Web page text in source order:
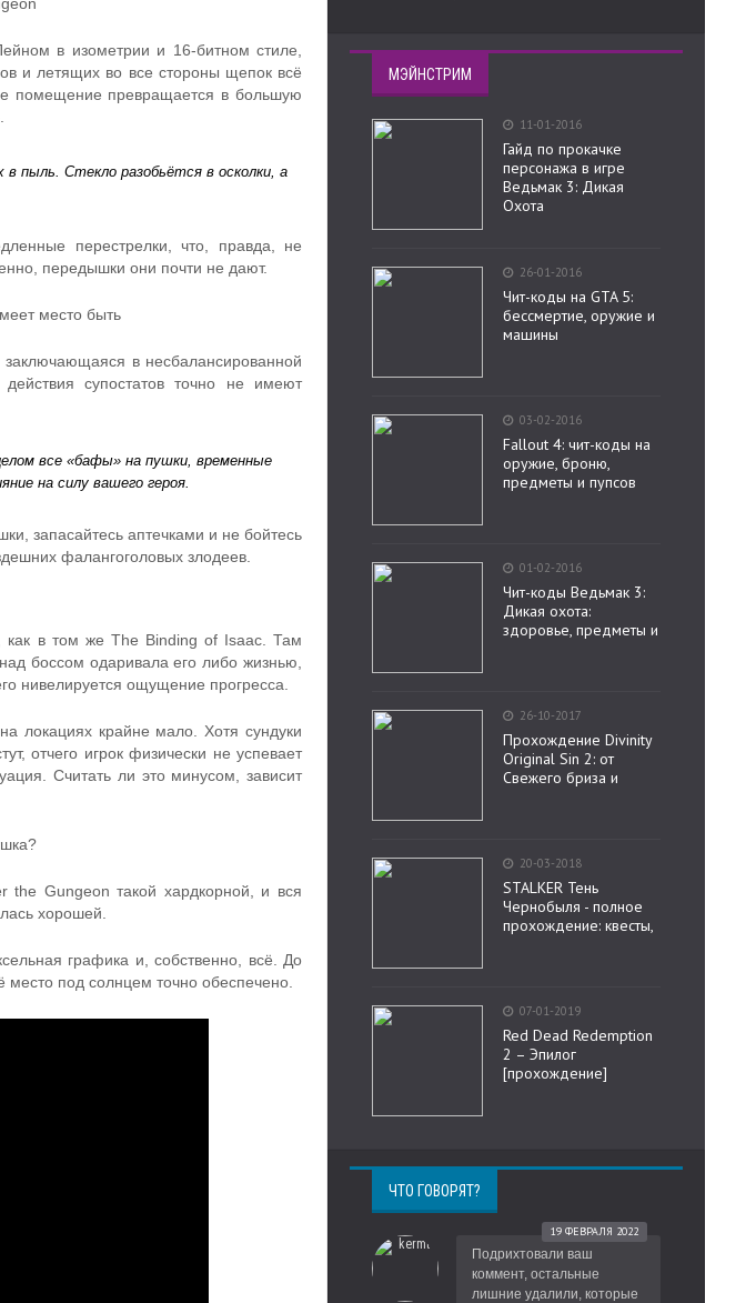
в изометрии и 16-битном стиле,
и летящих во все стороны щепок всё
помещение превращается в большую
пыль. Стекло разобьётся в осколки, а
перестрелки, что, правда, не
передышки они почти не дают.
в несбалансированной
супостатов точно не имеют
все «бафы» на пушки, временные
на силу вашего героя.
запасайтесь аптечками и не бойтесь
фалангоголовых злодеев.
как в том же The Binding of Isaac. Там
боссом одаривала его либо жизнью,
нивелируется ощущение прогресса.
локациях крайне мало. Хотя сундуки
отчего игрок физически не успевает
Считать ли это минусом, зависит
the Gungeon такой хардкорной, и вся
хорошей.
графика и, собственно, всё. До
место под солнцем точно обеспечено.
МЭЙНСТРИМ
11-01-2016
Гайд по прокачке
персонажа в игре
Ведьмак 3: Дикая
Охота
26-01-2016
Чит-коды на GTA 5:
бессмертие, оружие и
машины
03-02-2016
Fallout 4: чит-коды на
оружие, броню,
предметы и пупсов
01-02-2016
Чит-коды Ведьмак 3:
Дикая охота:
здоровье, предметы и
26-10-2017
Прохождение Divinity
Original Sin 2: от
Свежего бриза и
20-03-2018
STALKER Тень
Чернобыля - полное
прохождение: квесты,
07-01-2019
Red Dead Redemption
2 – Эпилог
[прохождение]
ЧТО ГОВОРЯТ?
19 ФЕВРАЛЯ 2022
Подрихтовали ваш
коммент, остальные
лишние удалили, которые